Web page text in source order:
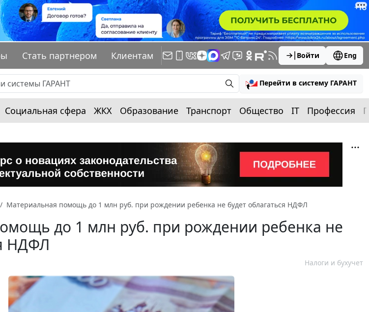
Стать партнером Клиентам Войти Eng
Перейти в систему ГАРАНТ
Социальная сфера ЖКХ Образование Транспорт Общество IT Профессия
Материальная помощь до 1 млн руб. при рождении ребенка не будет облагаться НДФЛ
до 1 млн руб. при рождении ребенка не
НДФЛ
Налоги и бухучет